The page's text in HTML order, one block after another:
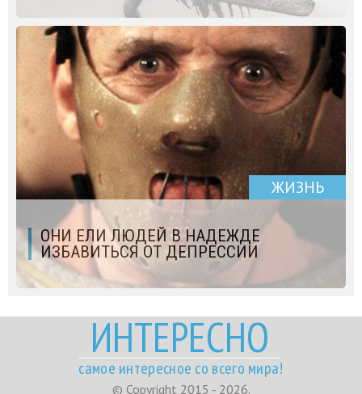
ЖИЗНЬ
ОНИ ЕЛИ ЛЮДЕЙ В НАДЕЖДЕ
ИЗБАВИТЬСЯ ОТ ДЕПРЕССИИ
ИНТЕРЕСНО
самое интересное со всего мира!
© Copyright 2015 - 2026.